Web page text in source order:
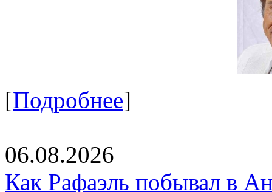
[Подробнее]
06.08.2026
Как Рафаэль побывал в